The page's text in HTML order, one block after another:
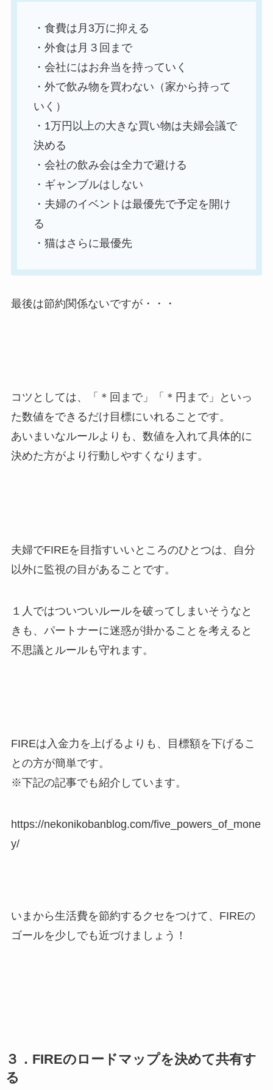
・食費は月3万に抑える
・外食は月３回まで
・会社にはお弁当を持っていく
・外で飲み物を買わない（家から持って
いく）
・1万円以上の大きな買い物は夫婦会議で
決める
・会社の飲み会は全力で避ける
・ギャンブルはしない
・夫婦のイベントは最優先で予定を開け
る
・猫はさらに最優先
最後は節約関係ないですが・・・
コツとしては、「＊回まで」「＊円まで」といっ
た数値をできるだけ目標にいれることです。
あいまいなルールよりも、数値を入れて具体的に
決めた方がより行動しやすくなります。
夫婦でFIREを目指すいいところのひとつは、自分
以外に監視の目があることです。
１人ではついついルールを破ってしまいそうなと
きも、パートナーに迷惑が掛かることを考えると
不思議とルールも守れます。
FIREは入金力を上げるよりも、目標額を下げるこ
との方が簡単です。
※下記の記事でも紹介しています。
https://nekonikobanblog.com/five_powers_of_mone
y/
いまから生活費を節約するクセをつけて、FIREの
ゴールを少しでも近づけましょう！
３．FIREのロードマップを決めて共有す
る